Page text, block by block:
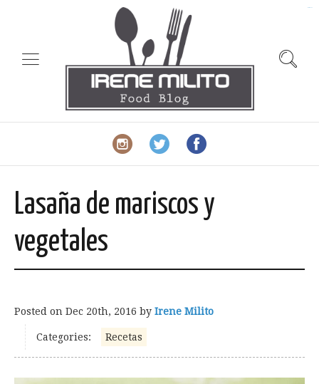
Lasaña de mariscos y
vegetales
Posted on Dec 20th, 2016 by Irene Milito
Categories: Recetas